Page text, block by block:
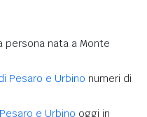
persona nata a Monte
Pesaro e Urbino numeri di
e Urbino oggi in